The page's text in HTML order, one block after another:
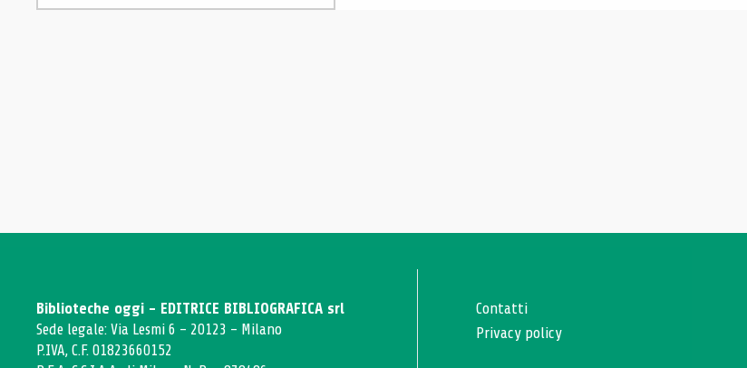
Biblioteche oggi - EDITRICE BIBLIOGRAFICA srl
Sede legale: Via Lesmi 6 - 20123 - Milano
P.IVA, C.F. 01823660152
Contatti
Privacy policy